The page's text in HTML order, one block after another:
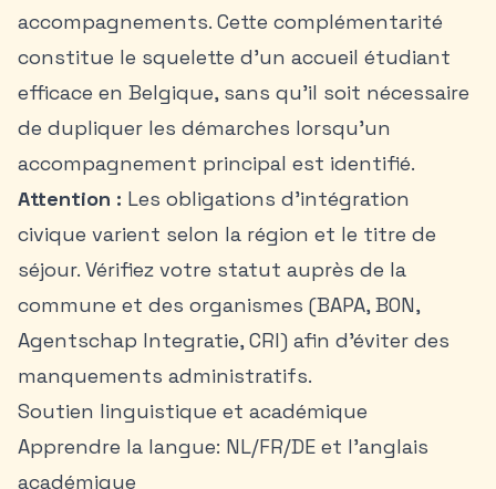
accompagnements. Cette complémentarité
constitue le squelette d’un accueil étudiant
efficace en Belgique, sans qu’il soit nécessaire
de dupliquer les démarches lorsqu’un
accompagnement principal est identifié.
Attention : Les obligations d’intégration
civique varient selon la région et le titre de
séjour. Vérifiez votre statut auprès de la
commune et des organismes (BAPA, BON,
Agentschap Integratie, CRI) afin d’éviter des
manquements administratifs.
Soutien linguistique et académique
Apprendre la langue: NL/FR/DE et l’anglais
académique